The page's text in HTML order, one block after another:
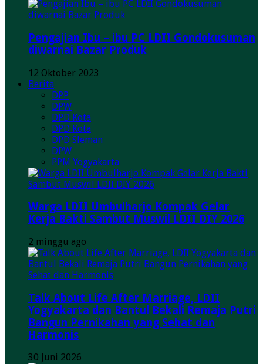
Pengajian Ibu – ibu PC LDII Gondokusuman
diwarnai Bazar Produk
12 Oktober 2023
Berita
DPP
DPW
DPD Kota
DPD Kota
DPD Sleman
DPW
PPM Yogyakarta
Warga LDII Umbulharjo Kompak Gelar
Kerja Bakti Sambut Muswil LDII DIY 2026
2 minggu ago
Talk About Life After Marriage, LDII
Yogyakarta dan Bantul Bekali Remaja Putri
Bangun Pernikahan yang Sehat dan
Harmonis
30 Juni 2026